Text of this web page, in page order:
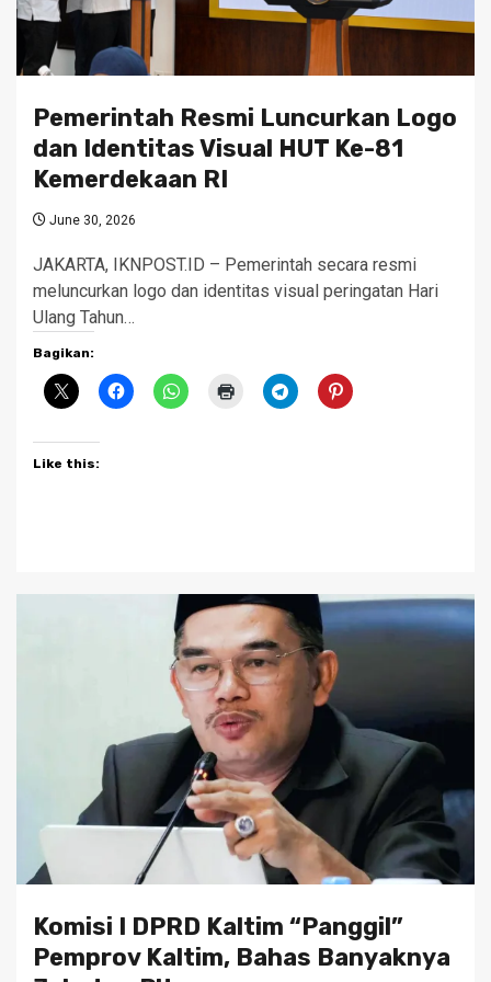
Pemerintah Resmi Luncurkan Logo
dan Identitas Visual HUT Ke-81
Kemerdekaan RI
June 30, 2026
JAKARTA, IKNPOST.ID – Pemerintah secara resmi
meluncurkan logo dan identitas visual peringatan Hari
Ulang Tahun…
Bagikan:
Like this:
Komisi I DPRD Kaltim “Panggil”
Pemprov Kaltim, Bahas Banyaknya